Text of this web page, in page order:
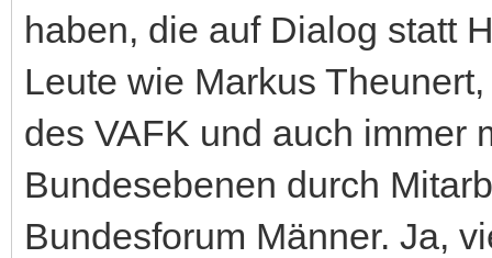
haben, die auf Dialog statt
Leute wie Markus
des VAFK und auch immer
Bundesebenen durch
Bundesforum Männer. Ja,